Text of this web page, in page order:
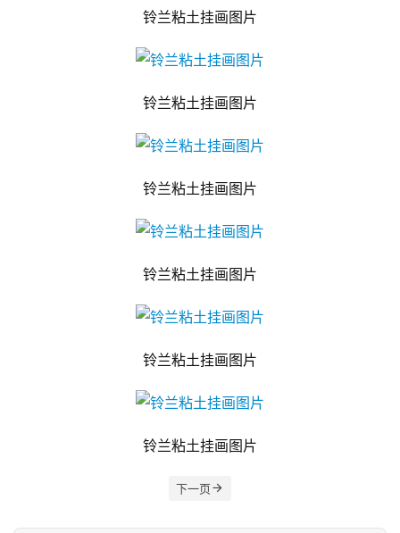
铃兰粘土挂画图片
铃兰粘土挂画图片
铃兰粘土挂画图片
铃兰粘土挂画图片
铃兰粘土挂画图片
铃兰粘土挂画图片
下一页